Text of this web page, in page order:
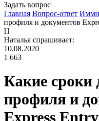
Задать вопрос
Главная Вопрос-ответ
профиля и документов
Н
Наталья спрашивает:
10.08.2020
1 663
Какие сроки
профиля и
Express